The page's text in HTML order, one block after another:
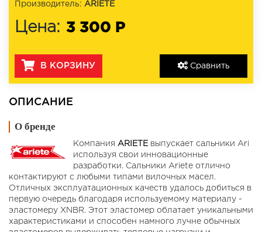
Сравнить
Производитель: ARIETE
Цена: 3 300 Р
В КОРЗИНУ
ОПИСАНИЕ
О бренде
Компания ARIETE выпускает сальники Ari
используя свои инновационные
разработки. Сальники Ariete отлично
контактируют с любыми типами вилочных масел.
Отличных эксплуатационных качеств удалось добиться в
первую очередь благодаря используемому материалу -
эластомеру XNBR. Этот эластомер облатает уникальными
характеристиками и способен намного лучне обычных